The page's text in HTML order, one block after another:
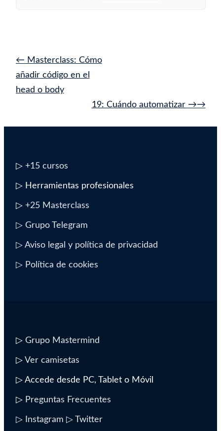
Navegación
de
entrada
← Masterclass: Cómo
añadir código en el
head o body
19: Cuándo automatizar
→
▷ +15 cursos
▷ Herramientas profesionales
▷ +25 Masterclass
▷ Grupo Telegram
▷ Aviso legal y política de privacidad
▷ Política de cookies
▷ Grupo Mastermind
▷ Ver camisetas
▷ Accede desde PC, Tablet o Móvil
▷ Preguntas Frecuentes
▷ Instagram ▷ Twitter